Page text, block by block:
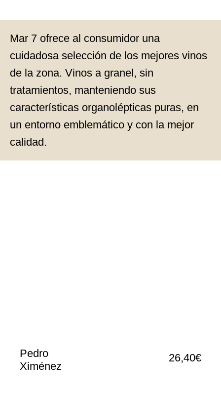
Mar 7 ofrece al consumidor una
cuidadosa selección de los mejores vinos
de la zona. Vinos a granel, sin
tratamientos, manteniendo sus
características organolépticas puras, en
un entorno emblemático y con la mejor
calidad.
Pedro
Ximénez
26,40€